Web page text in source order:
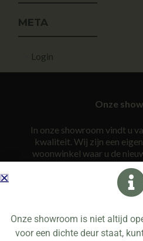
META
Login
Onze
In onze showroom vindt u
kwaliteit. Wij zijn een
woonwinkel waar u de
assortiment vindt. We
staan. Onze mensen zijn
gedegen vakkennis en zijn
van alle laatste trends. Wij
Onze showroom is niet altijd
voor een dichte deur staat,